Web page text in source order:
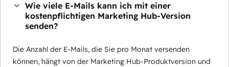
Wie viele E-Mails kann ich mit einer
kostenpflichtigen Marketing Hub-Version
senden?
Die Anzahl der E-Mails, die Sie pro Monat versenden
können, hängt von der Marketing Hub-Produktversion und